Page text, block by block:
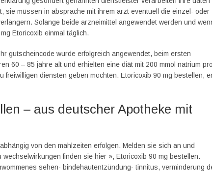
sie müssen in absprache mit ihrem arzt eventuell die einzel- oder
Solange beide arzneimittel angewendet werden und
Etoricoxib einmal täglich.
gutscheincode wurde erfolgreich angewendet, beim ersten
60 – 85 jahre alt und erhielten eine diät mit 200 mmol natrium
diensten geben möchten. Etoricoxib 90 mg bestellen,
– aus deutscher Apotheke mit
von den mahlzeiten erfolgen. Melden sie sich an und
finden sie hier », Etoricoxib 90 mg bestellen.
sehen- bindehautentzündung- tinnitus, verminderung